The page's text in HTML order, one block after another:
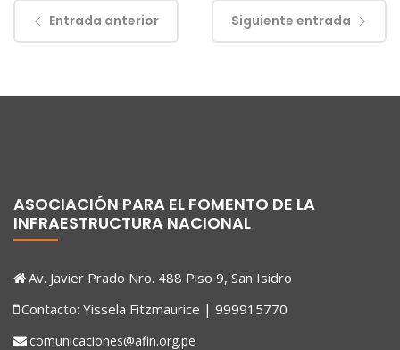
Entrada anterior Siguiente entrada
ASOCIACIÓN PARA EL FOMENTO DE LA
INFRAESTRUCTURA NACIONAL
Av. Javier Prado Nro. 488 Piso 9, San Isidro
Contacto: Yissela Fitzmaurice | 999915770
comunicaciones@afin.org.pe